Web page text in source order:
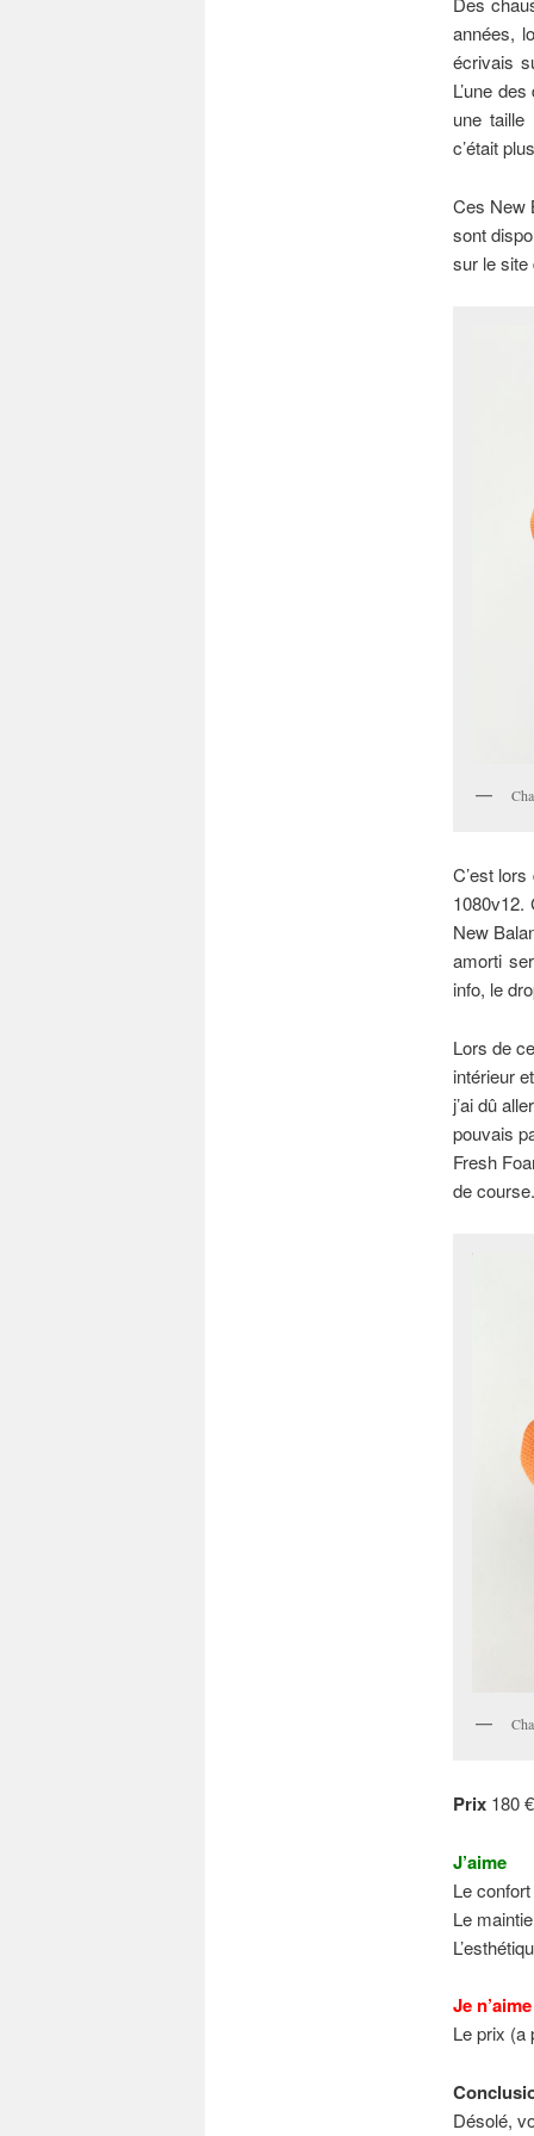
années,
écrivais
L’une
une taille
c’était
Ces New
sont
sur le site
C’est
1080v12.
New
amorti
info, le
Lors de
intérieur
j’ai dû
pouvais
Fresh
de course.
Prix180
J’aime
Le
Le
Je
Le prix (a
Désolé,